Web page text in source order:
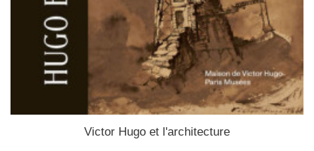
Victor Hugo et l'architecture